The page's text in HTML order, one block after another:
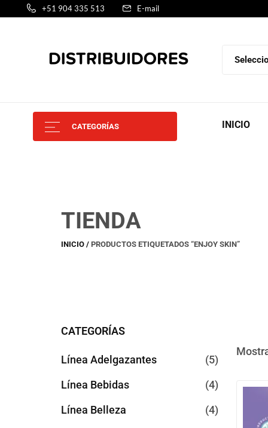
+51 904 335 513 E-mail
CATEGORÍAS INICIO
TIENDA
INICIO PRODUCTOS ETIQUETADOS “ENJOY SKIN”
CATEGORÍAS
Línea Adelgazantes
5
Línea Bebidas
4
Línea Belleza
4